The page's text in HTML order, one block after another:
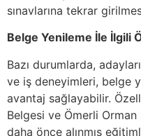
sınavlarına tekrar
Belge Yenileme İle İlgili
Bazı durumlarda,
ve iş deneyimleri, belge
avantaj sağlayabilir.
Belgesi ve Ömerli
daha önce alınmış